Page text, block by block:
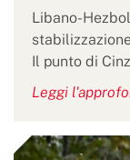
Libano-
Il punto di
Leggi